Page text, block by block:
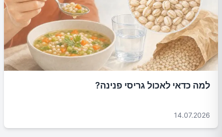
למה כדאי לאכול גריסי פנינה?
14.07.2026